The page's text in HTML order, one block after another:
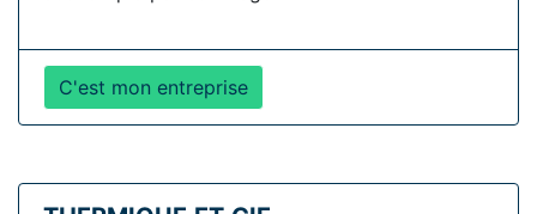
C'est mon entreprise